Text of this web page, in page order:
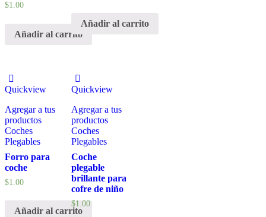
$1.00
Añadir al carrito
Añadir al carrito
Quickview
Agregar a tus
productos
Coches
Plegables
Forro para
coche
$1.00
Añadir al carrito
Quickview
Agregar a tus
productos
Coches
Plegables
Coche
plegable
brillante para
cofre de niño
$1.00